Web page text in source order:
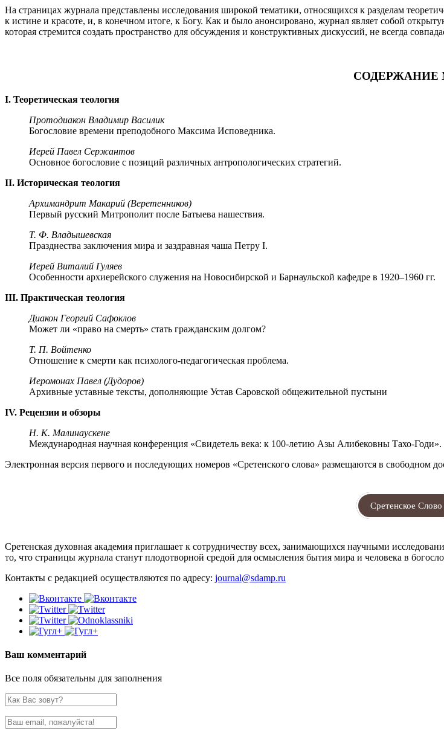
На страницах журнала представлены исследования широкой тематики, относящихся к разделам
к истине и красоте, и, в конечном итоге, к Богу. Как и было анонсировано, журнал являет собой
которая стремится создать пространство для обсуждения и конструктивных дискуссий, не всегда
СОДЕРЖАНИЕ
I. Теоретическая теология
Протодиакон Владимир Василик
Богословие времени преподобного Максима Исповедника.
Иерей Павел Сержантов
Основное богословие с позиций различных антропологических стратегий.
II. Историческая теология
Архимандрит Макарий (Веретенников)
Первый русский Митрополит после Батыева нашествия.
Т. Ф. Владышевская
Празднества заключения мира и заздравная чаша Петру I.
Иерей Виталий Гуляев
Особенности архиерейского служения на Новосибирской и Барнаульской кафедре в 1920–1960 гг.
III. Практическая теология
Диакон Георгий Сафоклов
Может ли «право на смерть» стать гражданским долгом?
Т. П. Войтенко
Отношение к смерти как психолого-педагогическая проблема.
Иеромонах Павел (Дудоров)
Архивные уставные тексты, дополняющие Устав Саровской общежительной пустыни
IV. Рецензии и обзоры
Н. К. Малинаускене
Международная научная конференция «Свидетель века: к 100-летию Азы Алибековны Тахо-Годи».
Электронная версия первого и последующих номеров «Сретенского слова» размещаются в свободном
Сретенское Слово
Сретенская духовная академия приглашает к сотрудничеству всех, занимающихся научными
то, что страницы журнала станут плодотворной средой для осмысления бытия мира и человека в
Контакты с редакцией осуществляются по адресу: journal@sdamp.ru
Ваш комментарий
Все поля обязательны для заполнения